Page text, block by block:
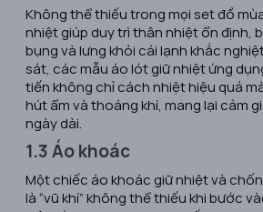
Không thể thiếu trong mọi set đồ
nhiệt giúp duy trì thân nhiệt ổn định,
bụng và lưng khỏi cái lạnh khắc
sát, các mẫu áo lót giữ nhiệt ứng
tiến không chỉ cách nhiệt hiệu quả
hút ẩm và thoáng khí, mang lại cảm
ngày dài.
1.3 Áo khoác
Một chiếc áo khoác giữ nhiệt và
là “vũ khí” không thể thiếu khi bước